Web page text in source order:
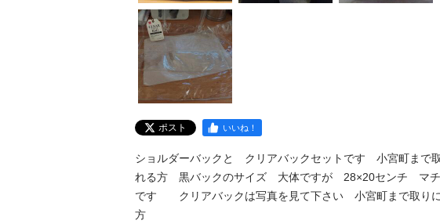
ポスト いいね！
ショルダーバックと　クリアバックセットです　小宮町まで
れる方　黒バックのサイズ　大体ですが　28×20センチ　マ
です　　クリアバックは写真を見て下さい　小宮町まで取り
方